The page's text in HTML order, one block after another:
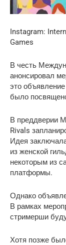
Instagram:
Games
В честь
анонсировал
это
было
В преддверии
Rivals
Идея
из женской
некоторым из
платформы.
Однако
В рамках
стримерши
Хотя позже